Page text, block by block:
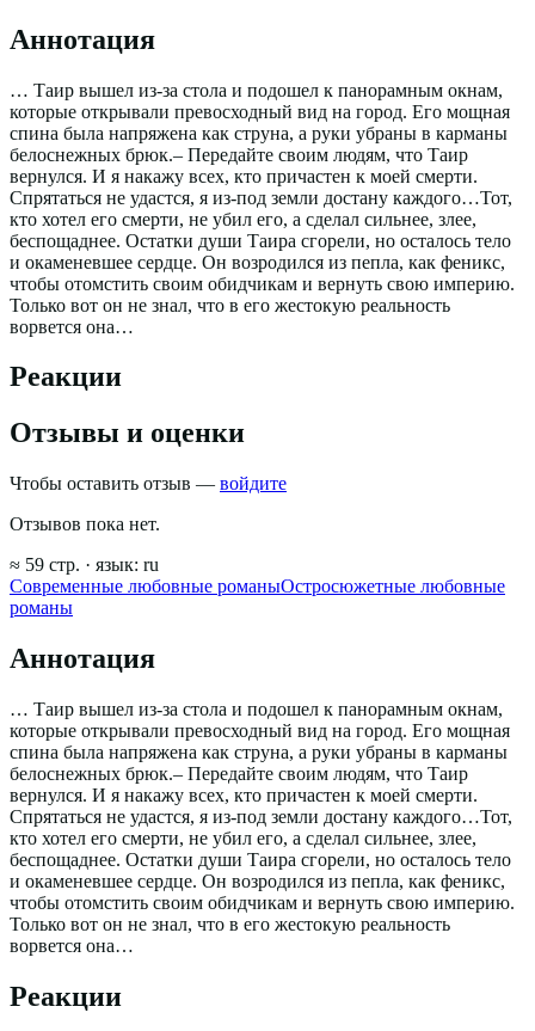
Аннотация
… Таир вышел из-за стола и подошел к панорамным окнам,
которые открывали превосходный вид на город. Его мощная
спина была напряжена как струна, а руки убраны в карманы
белоснежных брюк.– Передайте своим людям, что Таир
вернулся. И я накажу всех, кто причастен к моей смерти.
Спрятаться не удастся, я из-под земли достану каждого…Тот,
кто хотел его смерти, не убил его, а сделал сильнее, злее,
беспощаднее. Остатки души Таира сгорели, но осталось тело
и окаменевшее сердце. Он возродился из пепла, как феникс,
чтобы отомстить своим обидчикам и вернуть свою империю.
Только вот он не знал, что в его жестокую реальность
ворвется она…
Реакции
Отзывы и оценки
Чтобы оставить отзыв — войдите
Отзывов пока нет.
≈ 59 стр. · язык: ru
Современные любовные романыОстросюжетные любовные
романы
Аннотация
… Таир вышел из-за стола и подошел к панорамным окнам,
которые открывали превосходный вид на город. Его мощная
спина была напряжена как струна, а руки убраны в карманы
белоснежных брюк.– Передайте своим людям, что Таир
вернулся. И я накажу всех, кто причастен к моей смерти.
Спрятаться не удастся, я из-под земли достану каждого…Тот,
кто хотел его смерти, не убил его, а сделал сильнее, злее,
беспощаднее. Остатки души Таира сгорели, но осталось тело
и окаменевшее сердце. Он возродился из пепла, как феникс,
чтобы отомстить своим обидчикам и вернуть свою империю.
Только вот он не знал, что в его жестокую реальность
ворвется она…
Реакции